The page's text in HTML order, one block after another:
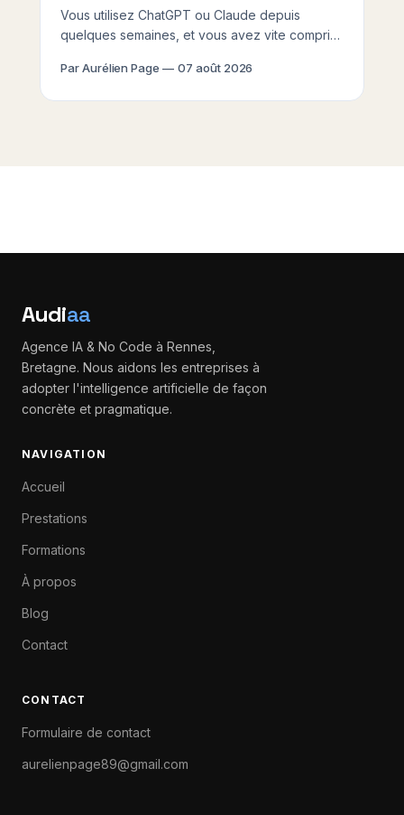
Vous utilisez ChatGPT ou Claude depuis
quelques semaines, et vous avez vite compris
commandes en cours, de votre CRM ou de
Par Aurélien Page 07 août 2026
Audiaa
Agence IA & No Code à Rennes,
Bretagne. Nous aidons les entreprises à
adopter l'intelligence artificielle de façon
concrète et pragmatique.
NAVIGATION
Accueil
Prestations
Formations
À propos
Blog
Contact
CONTACT
Formulaire de contact
aurelienpage89@gmail.com